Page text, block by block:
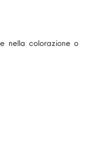
nella colorazione o